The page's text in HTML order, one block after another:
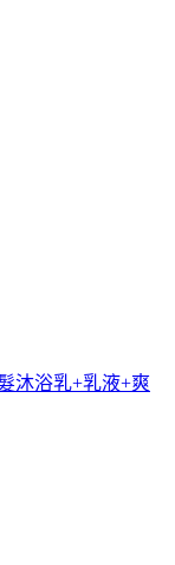
沐浴乳+乳液+爽